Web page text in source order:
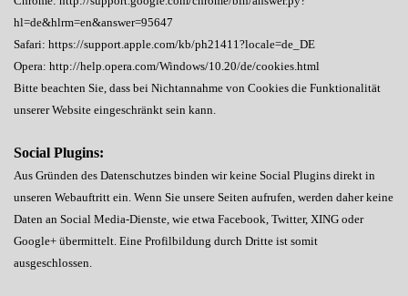
hl=de&hlrm=en&answer=95647
Safari: https://support.apple.com/kb/ph21411?locale=de_DE
Opera: http://help.opera.com/Windows/10.20/de/cookies.html
Bitte beachten Sie, dass bei Nichtannahme von Cookies die Funktionalität
unserer Website eingeschränkt sein kann.
Social Plugins:
Aus Gründen des Datenschutzes binden wir keine Social Plugins direkt in
unseren Webauftritt ein. Wenn Sie unsere Seiten aufrufen, werden daher keine
Daten an Social Media-Dienste, wie etwa Facebook, Twitter, XING oder
Google+ übermittelt. Eine Profilbildung durch Dritte ist somit
ausgeschlossen.